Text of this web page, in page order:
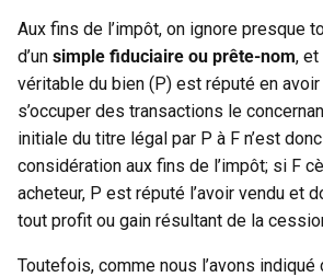
Aux fins de l’impôt, on ignore presque
d’un simple fiduciaire ou prête-nom,
véritable du bien (P) est réputé en
s’occuper des transactions le
initiale du titre légal par P à F n’est
considération aux fins de l’impôt; si F
acheteur, P est réputé l’avoir vendu et
tout profit ou gain résultant de la
Toutefois, comme nous l’avons